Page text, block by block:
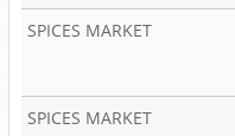
SPICES MARKET
SPICES MARKET